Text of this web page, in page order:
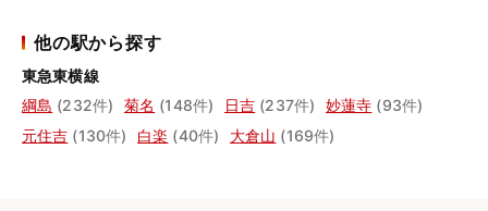
他の駅から探す
東急東横線
綱島 (232件) 菊名 (148件) 日吉 (237件) 妙蓮寺 (93件)
元住吉 (130件) 白楽 (40件) 大倉山 (169件)